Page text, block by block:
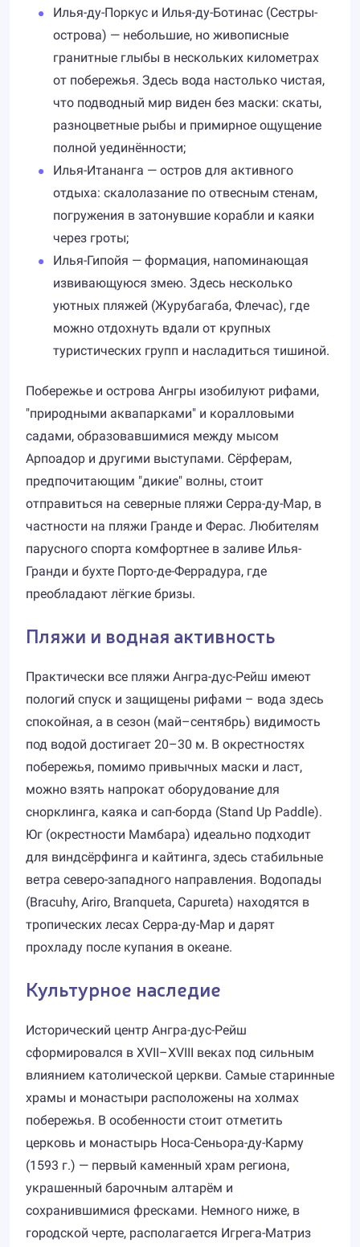
Илья-ду-Поркус и Илья-ду-Ботинас (Сестры-
острова) — небольшие, но живописные
гранитные глыбы в нескольких километрах
от побережья. Здесь вода настолько чистая,
что подводный мир виден без маски: скаты,
разноцветные рыбы и примирное ощущение
полной уединённости;
Илья-Итананга — остров для активного
отдыха: скалолазание по отвесным стенам,
погружения в затонувшие корабли и каяки
через гроты;
Илья-Гипойя — формация, напоминающая
извивающуюся змею. Здесь несколько
уютных пляжей (Журубагаба, Флечас), где
можно отдохнуть вдали от крупных
туристических групп и насладиться тишиной.
Побережье и острова Ангры изобилуют рифами,
"природными аквапарками" и коралловыми
садами, образовавшимися между мысом
Арпоадор и другими выступами. Сёрферам,
предпочитающим "дикие" волны, стоит
отправиться на северные пляжи Серра-ду-Мар, в
частности на пляжи Гранде и Ферас. Любителям
парусного спорта комфортнее в заливе Илья-
Гранди и бухте Порто-де-Феррадура, где
преобладают лёгкие бризы.
Пляжи и водная активность
Практически все пляжи Ангра-дус-Рейш имеют
пологий спуск и защищены рифами – вода здесь
спокойная, а в сезон (май–сентябрь) видимость
под водой достигает 20–30 м. В окрестностях
побережья, помимо привычных маски и ласт,
можно взять напрокат оборудование для
снорклинга, каяка и сап-борда (Stand Up Paddle).
Юг (окрестности Мамбара) идеально подходит
для виндсёрфинга и кайтинга, здесь стабильные
ветра северо-западного направления. Водопады
(Bracuhy, Ariro, Branqueta, Capureta) находятся в
тропических лесах Серра-ду-Мар и дарят
прохладу после купания в океане.
Культурное наследие
Исторический центр Ангра-дус-Рейш
сформировался в XVII–XVIII веках под сильным
влиянием католической церкви. Самые старинные
храмы и монастыри расположены на холмах
побережья. В особенности стоит отметить
церковь и монастырь Носа-Сеньора-ду-Карму
(1593 г.) — первый каменный храм региона,
украшенный барочным алтарём и
сохранившимися фресками. Немного ниже, в
городской черте, располагается Игрега-Матриз